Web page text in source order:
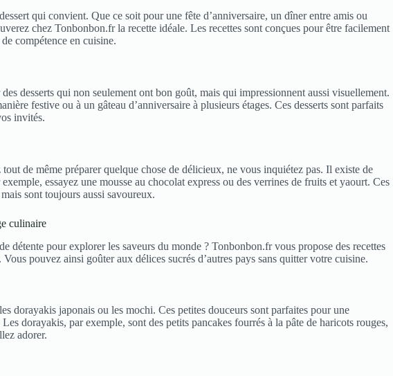
qui convient. Que ce soit pour une fête d’anniversaire, un dîner entre amis ou
chez Tonbonbon.fr la recette idéale. Les recettes sont conçues pour être facilement
compétence en cuisine.
desserts qui non seulement ont bon goût, mais qui impressionnent aussi visuellement.
festive ou à un gâteau d’anniversaire à plusieurs étages. Ces desserts sont parfaits
invités.
de même préparer quelque chose de délicieux, ne vous inquiétez pas. Il existe de
essayez une mousse au chocolat express ou des verrines de fruits et yaourt. Ces
sont toujours aussi savoureux.
culinaire
détente pour explorer les saveurs du monde ? Tonbonbon.fr vous propose des recettes
pouvez ainsi goûter aux délices sucrés d’autres pays sans quitter votre cuisine.
dorayakis japonais ou les mochi. Ces petites douceurs sont parfaites pour une
dorayakis, par exemple, sont des petits pancakes fourrés à la pâte de haricots rouges,
adorer.